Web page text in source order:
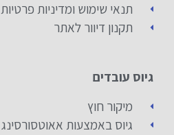
תנאי שימוש ומדיניות פרטיות
תקנון דיוור לאתר
גיוס עובדים
מיקור חוץ
גיוס באמצעות אאוטסורסינג